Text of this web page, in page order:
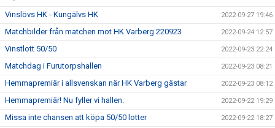
Vinslövs HK - Kungälvs HK 2022-09-27 19:46
Matchbilder från matchen mot HK Varberg 220923 2022-09-24 12:57
Vinstlott 50/50 2022-09-23 22:24
Matchdag i Furutorpshallen 2022-09-23 08:21
Hemmapremiär i allsvenskan när HK Varberg gästar 2022-09-23 08:12
Hemmapremiär! Nu fyller vi hallen. 2022-09-22 19:29
Missa inte chansen att köpa 50/50 lotter 2022-09-22 18:27